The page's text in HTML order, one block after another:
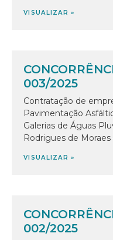
VISUALIZAR »
003/2025
Contratação de
Pavimentação
Galerias de Águas
Rodrigues de
VISUALIZAR »
002/2025